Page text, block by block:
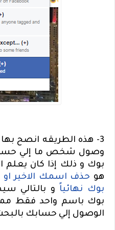
3- هذه الطريقه انصح
وصول شخص ما إلي
بوك و ذلك إذا كان
هو حذف اسمك الاخير
بوك نهائياً و بالتالي
بوك باسم واحد فقط
الوصول إلي حسابك